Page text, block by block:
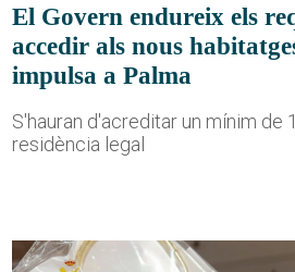
El Govern endureix els
accedir als nous
impulsa a Palma
S'hauran d'acreditar un mínim de
residència legal